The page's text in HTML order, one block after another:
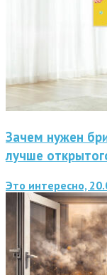
Зачем нужен
лучше
Это интересно,